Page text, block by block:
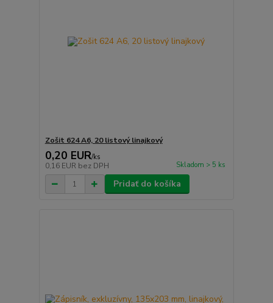
Zošit 624 A6, 20 listový linajkový
0,20 EUR/ks
0,16 EUR bez DPH Skladom > 5 ks
Pridať do košíka